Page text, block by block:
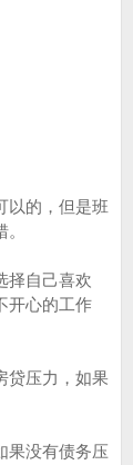
以的，但是班
择自己喜欢
开心的工作
贷压力，如果
果没有债务压